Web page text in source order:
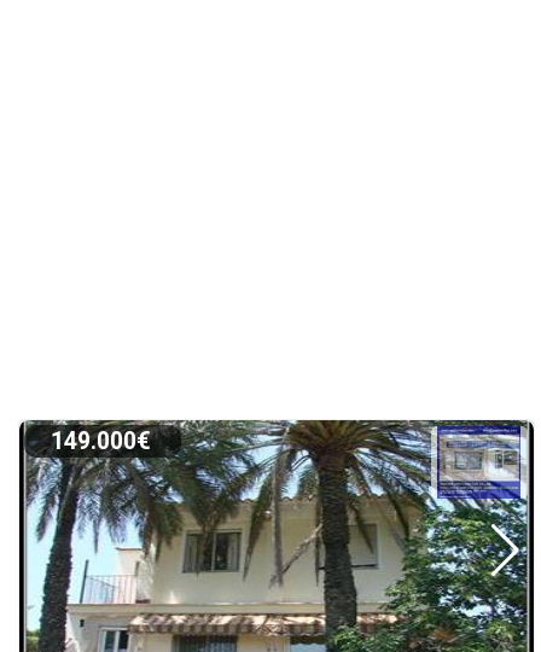
149.000€